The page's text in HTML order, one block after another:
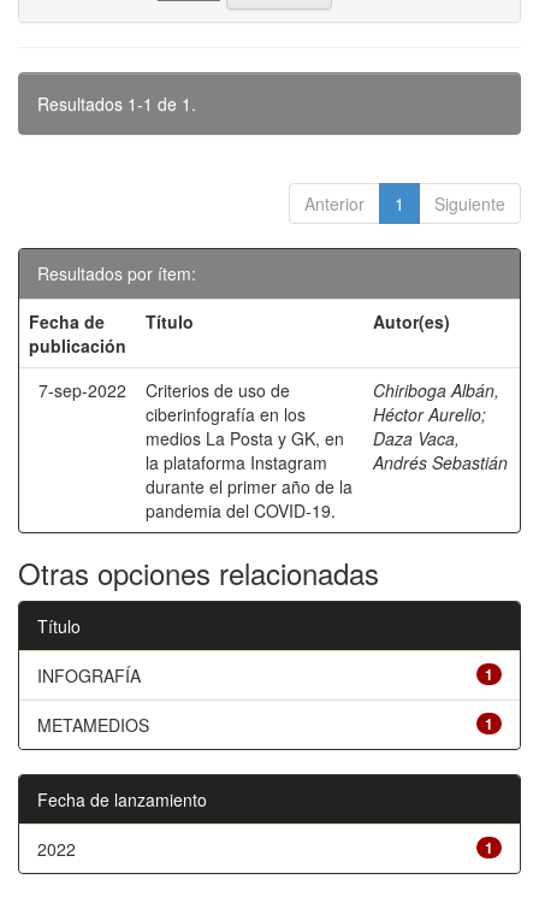
Resultados 1-1 de 1.
Anterior 1 Siguiente
Resultados por ítem:
Fecha de
publicación
Título Autor(es)
7-sep-2022
Criterios de uso de
ciberinfografía en los
medios La Posta y GK, en
la plataforma Instagram
durante el primer año de la
pandemia del COVID-19.
Chiriboga Albán,
Héctor Aurelio;
Daza Vaca,
Andrés Sebastián
Otras opciones relacionadas
Título
1
INFOGRAFÍA
1
METAMEDIOS
Fecha de lanzamiento
1
2022